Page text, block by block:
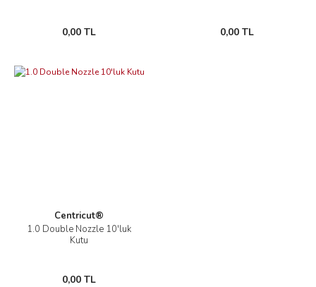
0,00 TL 0,00 TL
Centricut®
1.0 Double Nozzle 10'luk
Kutu
0,00 TL